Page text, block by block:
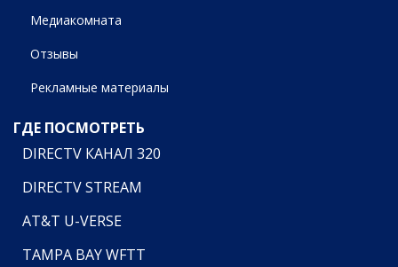
Медиакомната
Отзывы
Рекламные материалы
ГДЕ ПОСМОТРЕТЬ
DIRECTV КАНАЛ 320
DIRECTV STREAM
AT&T U-VERSE
TAMPA BAY WFTT